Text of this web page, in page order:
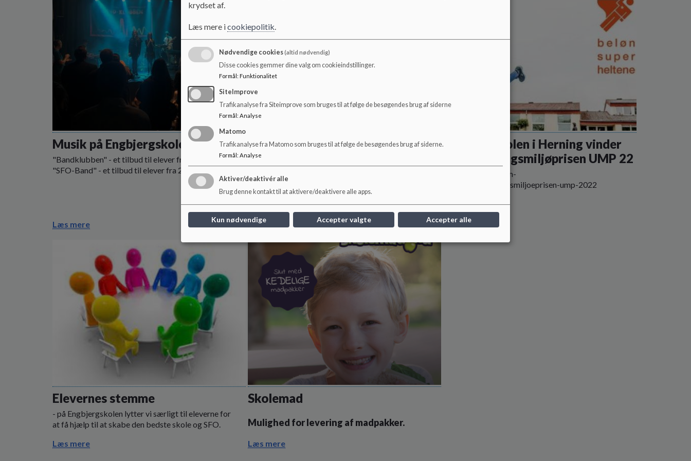
Musik på Engbjergskolen
"Bandklubben" - et tilbud til elever fra 4.-6. klasse
"SFO-Band" - et tilbud til elever fra 2.-3. klasse
Læs mere
Åben Anonym rådgivning
Familievejleder Viv Sivebæk Jensen er på
10 og kan tilbyde op til 5 personlige samtaler med
råd og vejledning til forældre med børn under 18 år.
Det er helt anonymt. Hun kan kontaktes alle dage på
mobil nr. 2335 7159.
Læs mere
Engbjergskolen i Herning vinder
Undervisningsmiljøprisen UMP 22
https://dcum.dk/om-
dcum/undervisningsmiljoeprisen-ump-2022
Læs mere
Elevernes stemme
- på Engbjergskolen lytter vi særligt til eleverne for
at få hjælp til at skabe den bedste skole og SFO.
Læs mere
Skolemad
Mulighed for levering af madpakker.
Læs mere
krydset af.
Læs mere icookiepolitik.
Nødvendige cookies(altid nødvendig)
Disse cookies gemmer dine valg om cookieindstillinger.
Formål : Funktionalitet
SiteImprove
Trafikanalyse fra Siteimprove som bruges til at følge de besøgendes brug af siderne
Formål : Analyse
Matomo
Trafikanalyse fra Matomo som bruges til at følge de besøgendes brug af siderne.
Formål: Analyse
Aktiver/deaktivér alle
Brug denne kontakt til at aktivere/deaktivere alle apps.
Kun nødvendige Accepter valgte Accepter alle